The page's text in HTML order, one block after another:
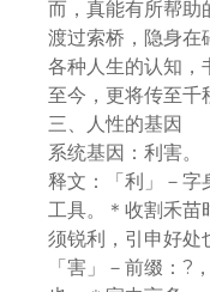
而，真能有所帮助
渡过索桥，隐身在
各种人生的认知，
至今，更将传至千
三、人性的基因
系统基因：利害。
释文：「利」－字
工具。＊收割禾苗
须锐利，引申好处
「害」－前缀：?